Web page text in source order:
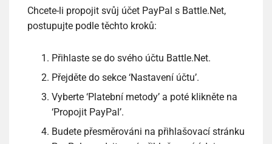
Chcete-li propojit svůj účet PayPal s Battle.Net,
postupujte podle těchto kroků:
Přihlaste se do svého účtu Battle.Net.
Přejděte do sekce ‘Nastavení účtu’.
Vyberte ‘Platební metody’ a poté klikněte na
‘Propojit PayPal’.
Budete přesměrováni na přihlašovací stránku